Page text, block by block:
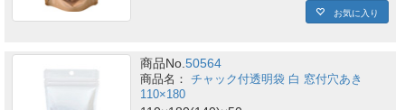
お気に入り
商品No.50564
チャック付透明袋 白 窓付穴あき
110×180